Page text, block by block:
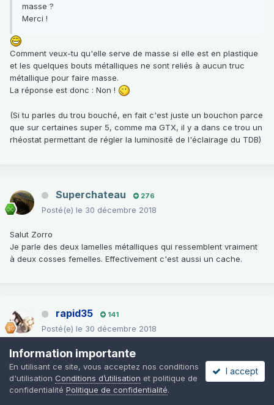
masse ?
Merci !
Comment veux-tu qu'elle serve de masse si elle est en plastique
et les quelques bouts métalliques ne sont reliés à aucun truc
métallique pour faire masse.
La réponse est donc : Non !
(Si tu parles du trou bouché, en fait c'est juste un bouchon parce
que sur certaines super 5, comme ma GTX, il y a dans ce trou un
rhéostat permettant de régler la luminosité de l'éclairage du TDB)
Superchateau 276
Posté(e) le 30 décembre 2018
Salut Zorro
Je parle des deux lamelles métalliques qui ressemblent vraiment
à deux cosses femelles. Effectivement c'est aussi un cache.
rapid35 141
Posté(e) le 30 décembre 2018
les 2 lamelles métalliques sont un shunt pour les voitures qui
n'ont pas le rhéostat. il faut les brancher sinon pas d’éclairage de
compteur.
Information importante
En utilisant ce site, vous acceptez nos conditions
d'utilisation Conditions d’utilisation et politique de
confidentialité Politique de confidentialité.
I accept